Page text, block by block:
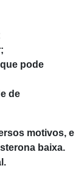
pode
de
motivos, e
baixa.